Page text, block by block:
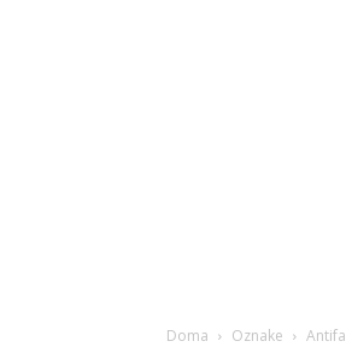
Doma Oznake Antifa